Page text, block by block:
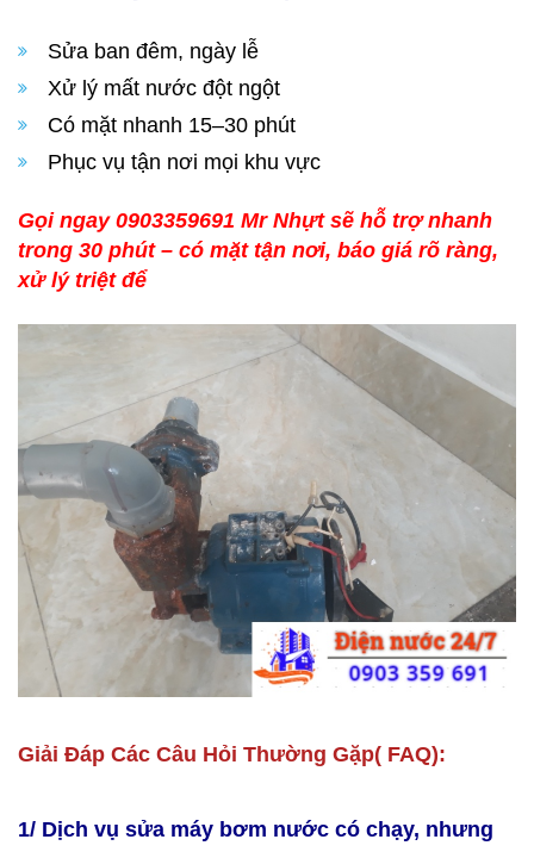
Sửa ban đêm, ngày lễ
Xử lý mất nước đột ngột
Có mặt nhanh 15–30 phút
Phục vụ tận nơi mọi khu vực
Gọi ngay 0903359691 Mr Nhựt sẽ hỗ trợ nhanh
trong 30 phút – có mặt tận nơi, báo giá rõ ràng,
xử lý triệt để
Giải Đáp Các Câu Hỏi Thường Gặp( FAQ):
1/ Dịch vụ sửa máy bơm nước có chạy, nhưng